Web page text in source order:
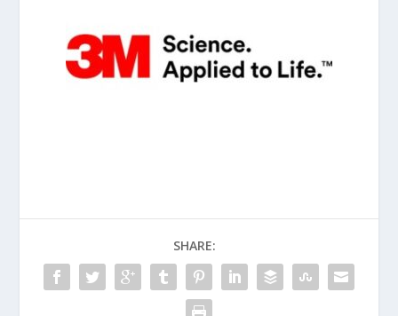
SHARE: